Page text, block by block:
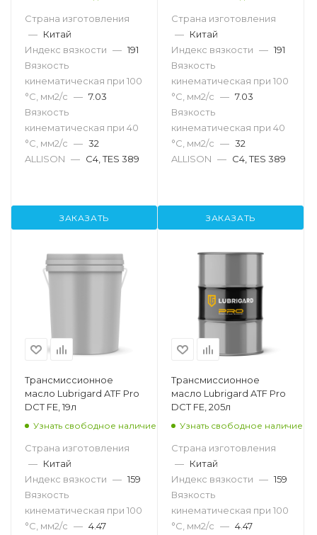
Страна изготовления
— Китай
Индекс вязкости — 191
Вязкость
кинематическая при 100
°С, мм2/с — 7.03
Вязкость
кинематическая при 40
°С, мм2/с — 32
ALLISON — C4, TES 389
ЗАКАЗАТЬ
Страна изготовления
— Китай
Индекс вязкости — 191
Вязкость
кинематическая при 100
°С, мм2/с — 7.03
Вязкость
кинематическая при 40
°С, мм2/с — 32
ALLISON — C4, TES 389
ЗАКАЗАТЬ
Трансмиссионное
масло Lubrigard ATF Pro
DCT FE, 19л
Узнать свободное наличие
Страна изготовления
— Китай
Индекс вязкости — 159
Вязкость
кинематическая при 100
°С, мм2/с — 4.47
Трансмиссионное
масло Lubrigard ATF Pro
DCT FE, 205л
Узнать свободное наличие
Страна изготовления
— Китай
Индекс вязкости — 159
Вязкость
кинематическая при 100
°С, мм2/с — 4.47